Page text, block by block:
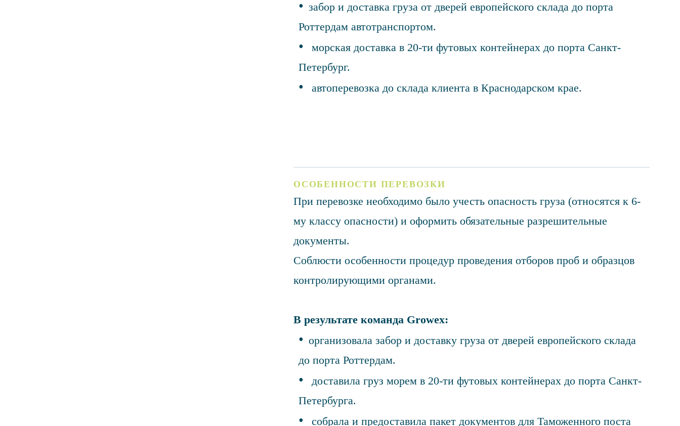
забор и доставка груза от дверей европейского склада до порта
Роттердам автотранспортом.
морская доставка в 20-ти футовых контейнерах до порта Санкт-
Петербург.
автоперевозка до склада клиента в Краснодарском крае.
ОСОБЕННОСТИ ПЕРЕВОЗКИ
При перевозке необходимо было учесть опасность груза (относятся к 6-
му классу опасности) и оформить обязательные разрешительные
документы.
Соблюсти особенности процедур проведения отборов проб и образцов
контролирующими органами.
В результате команда Growex:
организовала забор и доставку груза от дверей европейского склада
до порта Роттердам.
доставила груз морем в 20-ти футовых контейнерах до порта Санкт-
Петербурга.
собрала и предоставила пакет документов для Таможенного поста